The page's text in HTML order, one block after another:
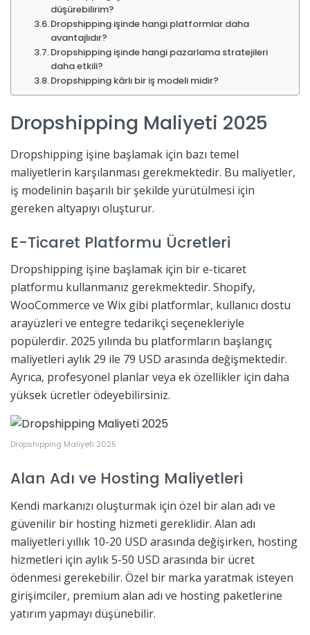
düşürebilirim?
Dropshipping işinde hangi platformlar daha
avantajlıdır?
Dropshipping işinde hangi pazarlama stratejileri
daha etkili?
Dropshipping kârlı bir iş modeli midir?
Dropshipping Maliyeti 2025
Dropshipping işine başlamak için bazı temel
maliyetlerin karşılanması gerekmektedir. Bu maliyetler,
iş modelinin başarılı bir şekilde yürütülmesi için
gereken altyapıyı oluşturur.
E-Ticaret Platformu Ücretleri
Dropshipping işine başlamak için bir e-ticaret
platformu kullanmanız gerekmektedir. Shopify,
WooCommerce ve Wix gibi platformlar, kullanıcı dostu
arayüzleri ve entegre tedarikçi seçenekleriyle
popülerdir. 2025 yılında bu platformların başlangıç
maliyetleri aylık 29 ile 79 USD arasında değişmektedir.
Ayrıca, profesyonel planlar veya ek özellikler için daha
yüksek ücretler ödeyebilirsiniz.
Dropshipping Maliyeti 2025
Alan Adı ve Hosting Maliyetleri
Kendi markanızı oluşturmak için özel bir alan adı ve
güvenilir bir hosting hizmeti gereklidir. Alan adı
maliyetleri yıllık 10-20 USD arasında değişirken, hosting
hizmetleri için aylık 5-50 USD arasında bir ücret
ödenmesi gerekebilir. Özel bir marka yaratmak isteyen
girişimciler, premium alan adı ve hosting paketlerine
yatırım yapmayı düşünebilir.